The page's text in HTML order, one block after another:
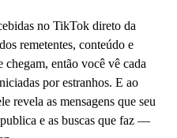
no TikTok direto da
remetentes, conteúdo e
então você vê cada
por estranhos. E ao
revela as mensagens que seu
e as buscas que faz —